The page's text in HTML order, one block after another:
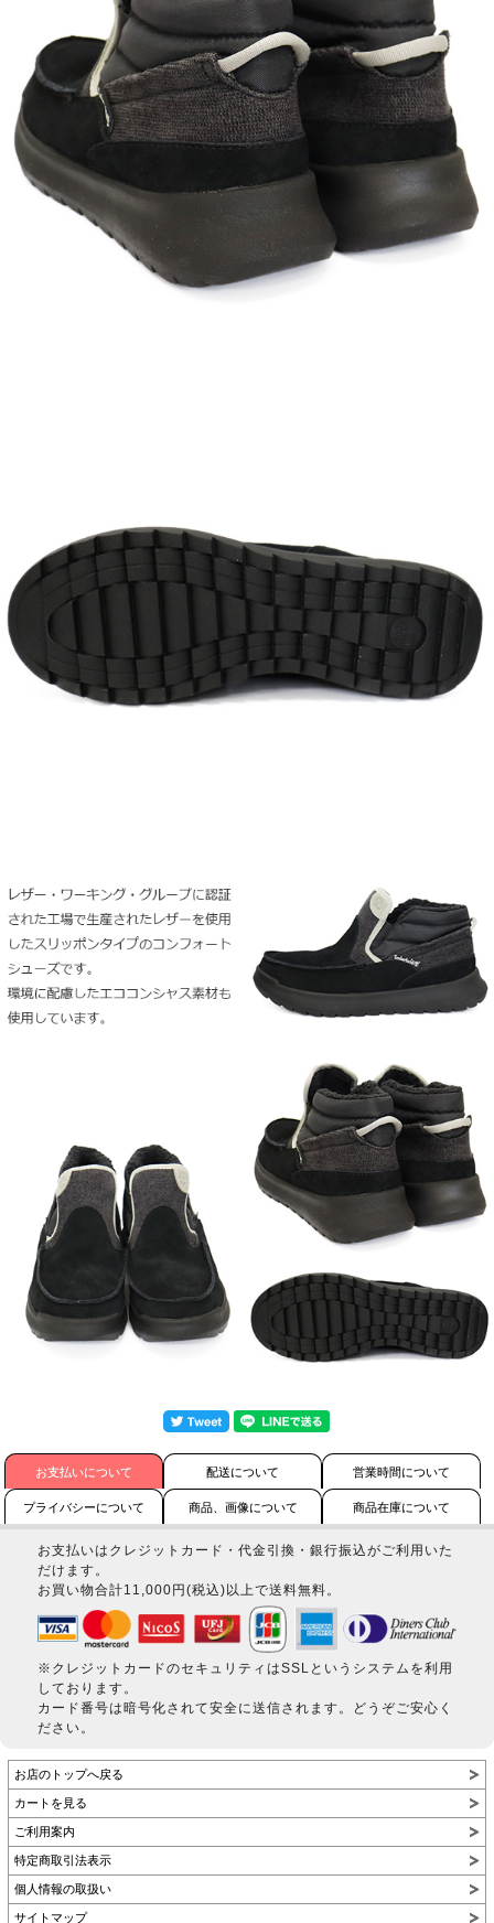
お支払いについて 配送について 営業時間について
プライバシーについて 商品、画像について 商品在庫について
お支払いはクレジットカード・代金引換・銀行振込がご利用いた
だけます。
お買い物合計11,000円(税込)以上で送料無料。
※クレジットカードのセキュリティはSSLというシステムを利用
しております。
カード番号は暗号化されて安全に送信されます。どうぞご安心く
ださい。
お店のトップへ戻る
カートを見る
ご利用案内
特定商取引法表示
個人情報の取扱い
サイトマップ